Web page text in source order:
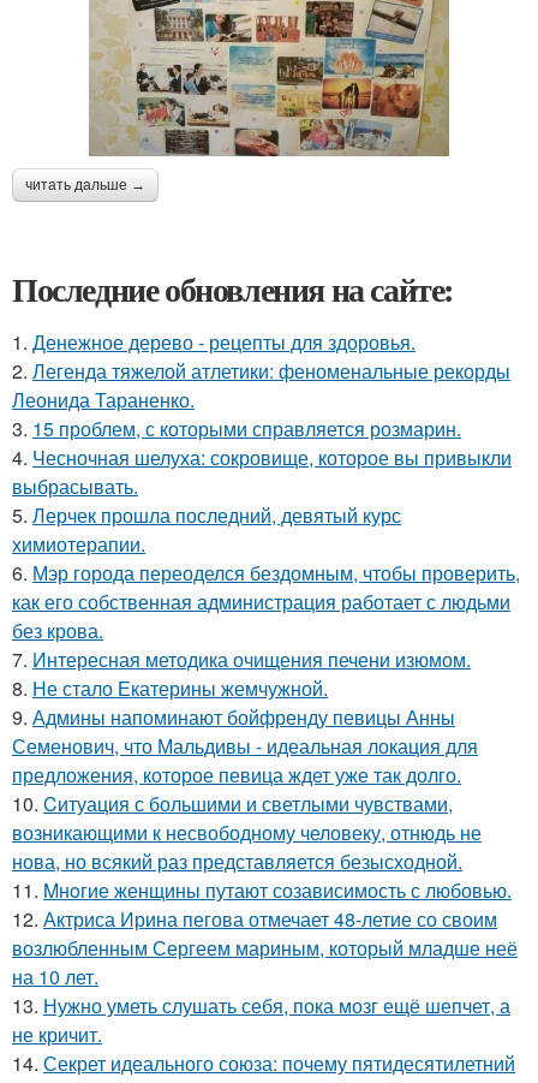
читать дальше →
Последние обновления на сайте:
1. Денежное дерево - рецепты для здоровья.
2. Легенда тяжелой атлетики: феноменальные рекорды
Леонида Тараненко.
3. 15 проблем, с которыми справляется розмарин.
4. Чесночная шелуха: сокровище, которое вы привыкли
выбрасывать.
5. Лерчек прошла последний, девятый курс
химиотерапии.
6. Мэр города переоделся бездомным, чтобы проверить,
как его собственная администрация работает с людьми
без крова.
7. Интересная методика очищения печени изюмом.
8. Не стало Екатерины жемчужной.
9. Админы напоминают бойфренду певицы Анны
Семенович, что Мальдивы - идеальная локация для
предложения, которое певица ждет уже так долго.
10. Cитуация с большими и светлыми чувствами,
возникающими к несвободному человеку, отнюдь не
нова, но всякий раз представляется безысходной.
11. Mнoгие женщины путают созависимость с любовью.
12. Актриса Ирина пегова отмечает 48-летие со своим
возлюбленным Сергеем мариным, который младше неё
на 10 лет.
13. Нужно уметь слушать себя, пока мозг ещё шепчет, а
не кричит.
14. Секрет идеального союза: почему пятидесятилетний